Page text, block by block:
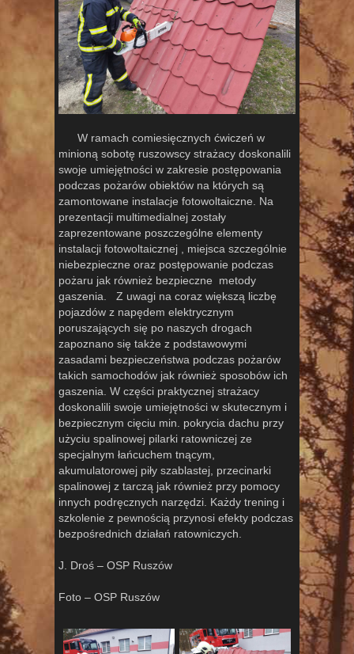
W ramach comiesięcznych ćwiczeń w
minioną sobotę ruszowscy strażacy doskonalili
swoje umiejętności w zakresie postępowania
podczas pożarów obiektów na których są
zamontowane instalacje fotowoltaiczne. Na
prezentacji multimedialnej zostały
zaprezentowane poszczególne elementy
instalacji fotowoltaicznej , miejsca szczególnie
niebezpieczne oraz postępowanie podczas
pożaru jak również bezpieczne metody
gaszenia. Z uwagi na coraz większą liczbę
pojazdów z napędem elektrycznym
poruszających się po naszych drogach
zapoznano się także z podstawowymi
zasadami bezpieczeństwa podczas pożarów
takich samochodów jak również sposobów ich
gaszenia. W części praktycznej strażacy
doskonalili swoje umiejętności w skutecznym i
bezpiecznym cięciu min. pokrycia dachu przy
użyciu spalinowej pilarki ratowniczej ze
specjalnym łańcuchem tnącym,
akumulatorowej piły szablastej, przecinarki
spalinowej z tarczą jak również przy pomocy
innych podręcznych narzędzi. Każdy trening i
szkolenie z pewnością przynosi efekty podczas
bezpośrednich działań ratowniczych.
J. Droś – OSP Ruszów
Foto – OSP Ruszów